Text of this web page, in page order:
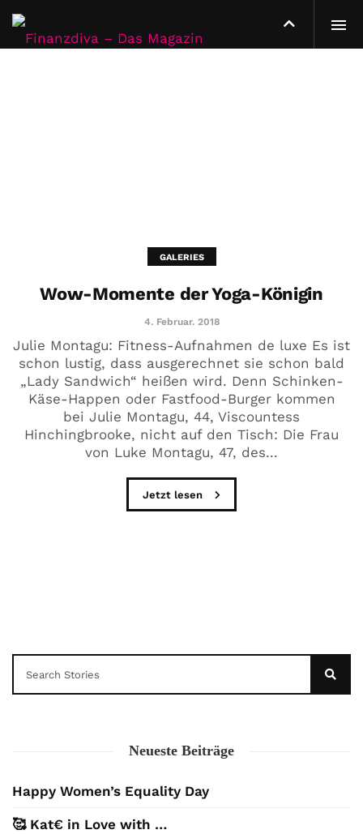
GALERIES
Wow-Momente der Yoga-Königin
4. Februar. 2018
Julie Montagu: Fitness-Aufnahmen de luxe Es ist
schon lustig, dass ausgerechnet sie schon bald
„Lady Sandwich“ heißen wird. Denn Schinken-
Käse-Happen oder Fastfood-Burger kommen
bei Julie Montagu, 44, Viscountess
Hinchingbrooke, nicht auf den Tisch: Die Frau
von Luke Montagu, 47, des...
Jetzt lesen
Neueste Beiträge
Happy Women’s Equality Day
🥰 Kat€ in Love with …